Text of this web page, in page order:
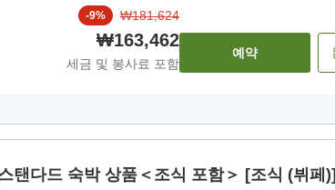
-9% ₩181,624
₩163,462
세금 및 봉사료 포함
예약
탠다드 숙박 상품＜조식 포함＞ [조식 (뷔페)]